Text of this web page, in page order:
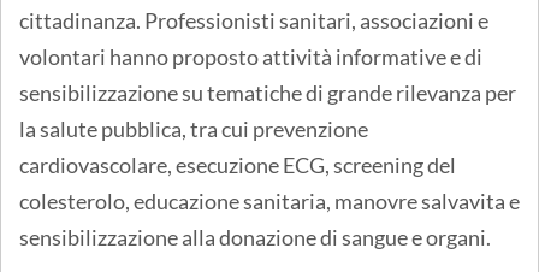
cittadinanza. Professionisti sanitari, associazioni e
volontari hanno proposto attività informative e di
sensibilizzazione su tematiche di grande rilevanza per
la salute pubblica, tra cui prevenzione
cardiovascolare, esecuzione ECG, screening del
colesterolo, educazione sanitaria, manovre salvavita e
sensibilizzazione alla donazione di sangue e organi.